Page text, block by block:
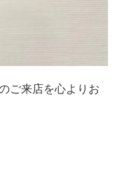
ご来店を心よりお